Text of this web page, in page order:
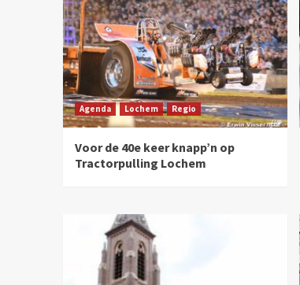
Agenda Lochem Regio
Voor de 40e keer knapp’n op
Tractorpulling Lochem